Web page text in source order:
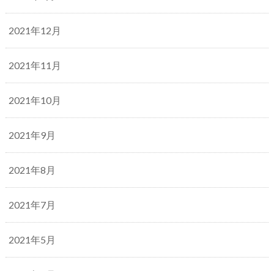
2021年12月
2021年11月
2021年10月
2021年9月
2021年8月
2021年7月
2021年5月